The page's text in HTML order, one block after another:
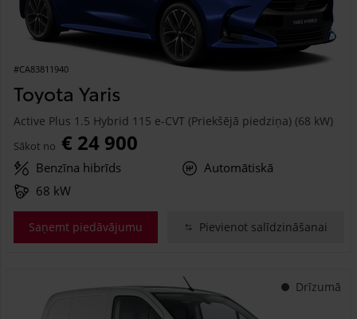
#CA83811940
Toyota Yaris
Active Plus 1.5 Hybrid 115 e-CVT (Priekšējā piedziņa) (68 kW)
Sākot no € 24 900
Benzīna hibrīds
Automātiskā
68 kW
Saņemt piedāvājumu Pievienot salīdzināšanai
Drīzumā